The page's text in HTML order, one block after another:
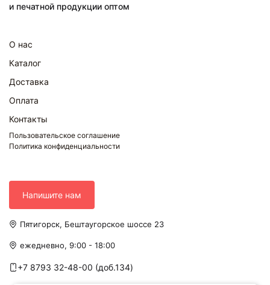
и печатной продукции оптом
О нас
Каталог
Доставка
Оплата
Контакты
Пользовательское соглашение
Политика конфиденциальности
Напишите нам
Пятигорск, Бештаугорское шоссе 23
ежедневно, 9:00 - 18:00
+7 8793 32-48-00 (доб.134)